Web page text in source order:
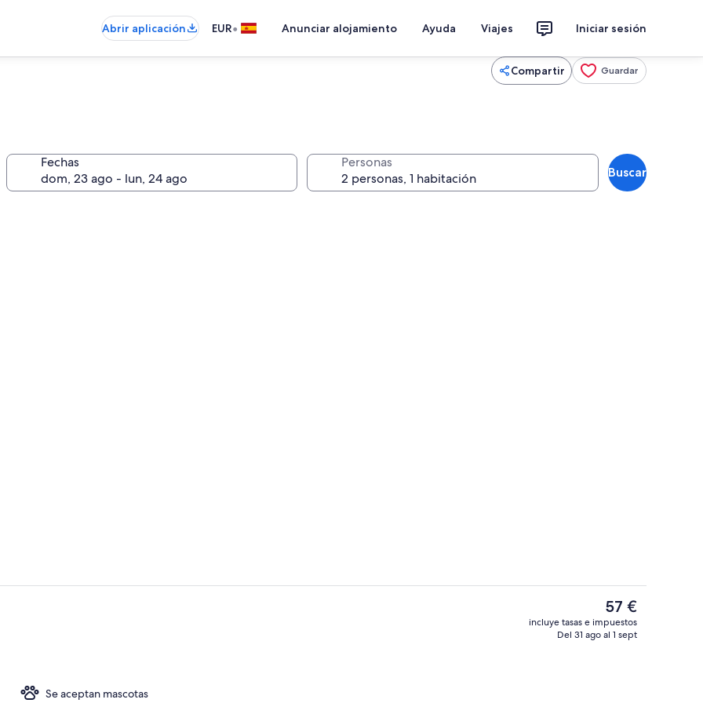
Abrir aplicación EUR• Anunciar alojamiento Ayuda Viajes Iniciar sesión
Compartir Guardar
Fechas Personas
Buscar
Se aceptan mascotas
El
precio
actual
57 €
incluye tasas e impuestos
Del 31 ago al 1 sept